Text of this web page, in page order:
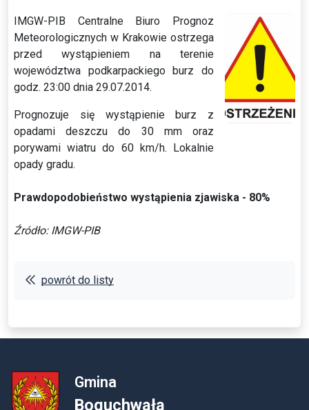
IMGW-PIB Centralne Biuro Prognoz
Meteorologicznych w Krakowie ostrzega
przed wystąpieniem na terenie
województwa podkarpackiego burz do
godz. 23:00 dnia 29.07.2014.
Prognozuje się wystąpienie burz z
opadami deszczu do 30 mm oraz
porywami wiatru do 60 km/h. Lokalnie
opady gradu.
Prawdopodobieństwo wystąpienia zjawiska - 80%
Źródło: IMGW-PIB
powrót do listy
Gmina
Boguchwała